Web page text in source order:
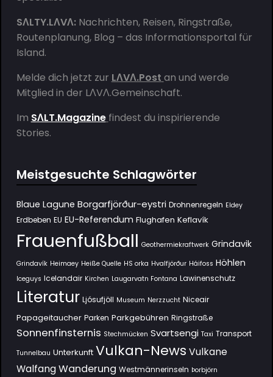
SΛLTY.LΛVΛ:Nachrichten, Reisen, Ringstraße,
Routenplanung, Blog – das Informationsportal für
Island.
Melde dich jetzt zur LΛVΛ.Post an und werde
Mitglied in der LΛVΛ.Gemeinschaft.
Im SΛLT.Magazine findest du inspirierende
Stories.
Meistgesuchte Schlagwörter
Blaue Lagune Borgarfjörður-eystri Drohnenregeln Eldey
Erdbeben EU EU-Referendum Flughafen Keflavík
Frauenfußball Geothermiekraftwerk Grindavik
Grindavík Heimaey Heiße Quelle HS orka Hvalfjörður Háifoss Höhlen
Iceguys Icelandair Kirchen Laugarvatn Fontana Lawinenschutz
Literatur Ljósufjöll Museum Nerzzucht Niceair
Papageitaucher Parken Parkgebühren Ringstraße
Sonnenfinsternis Stechmücken Svartsengi Taxi Transport
Tunnelbau Unterkunft Vulkan-News Vulkane
Walfang Wanderung Westmännerinseln Þorbjörn